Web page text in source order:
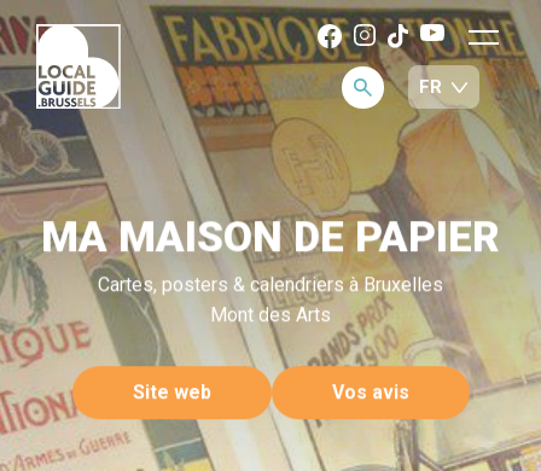
MA MAISON DE PAPIER
Cartes, posters & calendriers à Bruxelles
Mont des Arts
Site web Vos avis